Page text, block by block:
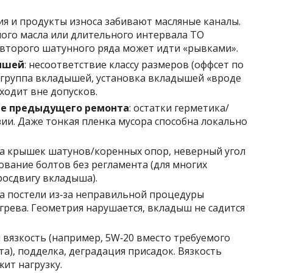
и продукты износа забивают масляные каналы.
масла или длительного интервала ТО
шатунного ряда может идти «рывками».
: несоответствие классу размеров (оффсет по
вкладышей, установка вкладышей «вроде
вне допусков.
предыдущего ремонта: остатки герметика/
Даже тонкая пленка мусора способна локально
крышек шатунов/коренных опор, неверный угол
болтов без регламента (для многих
вкладыша).
постели из‑за неправильной процедуры
Геометрия нарушается, вкладыш не садится
(например, 5W‑20 вместо требуемого
подделка, деградация присадок. Вязкость
нагрузку.